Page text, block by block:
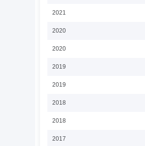
2021
2020
2020
2019
2019
2018
2018
2017